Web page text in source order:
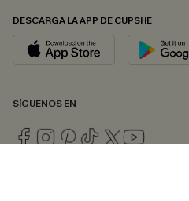
DESCARGA LA APP DE CUPSHE
SÍGUENOS EN